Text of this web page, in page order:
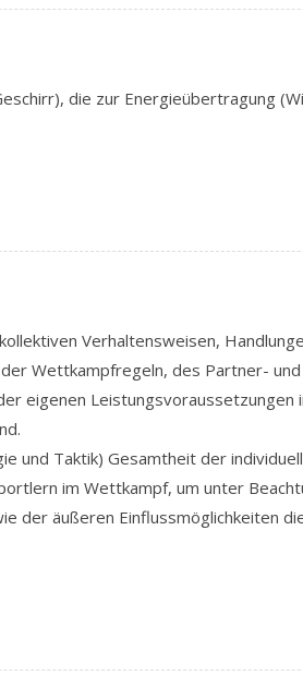
die zur Energieübertragung
Verhaltensweisen,
Wettkampfregeln, des Partner-
eigenen Leistungsvoraussetzungen
und Taktik) Gesamtheit der
im Wettkampf, um unter
der äußeren Einflussmöglichkeiten